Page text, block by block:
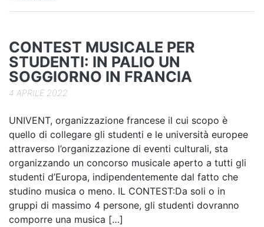
k
CONTEST MUSICALE PER
STUDENTI: IN PALIO UN
SOGGIORNO IN FRANCIA
4 APRILE 2022
UNIVENT, organizzazione francese il cui scopo è
quello di collegare gli studenti e le università europee
attraverso l’organizzazione di eventi culturali, sta
organizzando un concorso musicale aperto a tutti gli
studenti d’Europa, indipendentemente dal fatto che
studino musica o meno. IL CONTEST:Da soli o in
gruppi di massimo 4 persone, gli studenti dovranno
comporre una musica […]